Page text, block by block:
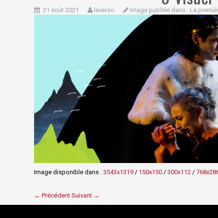
31 août 2021 leverso Image publiée dans : La
Image disponible dans : 3543x1319/ 150x150/ 300x112/
← Précédent Suivant →